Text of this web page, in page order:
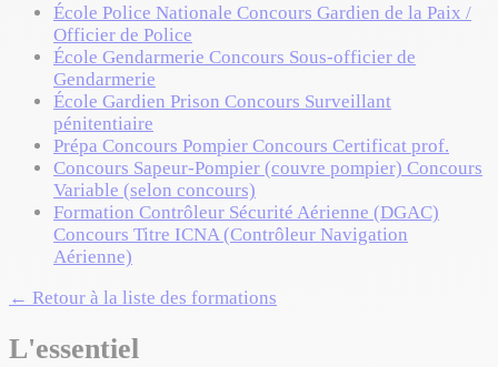
École Police Nationale Concours Gardien de la Paix /
Officier de Police
École Gendarmerie Concours Sous-officier de
Gendarmerie
École Gardien Prison Concours Surveillant
pénitentiaire
Prépa Concours Pompier Concours Certificat prof.
Concours Sapeur-Pompier (couvre pompier) Concours
Variable (selon concours)
Formation Contrôleur Sécurité Aérienne (DGAC)
Concours Titre ICNA (Contrôleur Navigation
Aérienne)
← Retour à la liste des formations
L'essentiel